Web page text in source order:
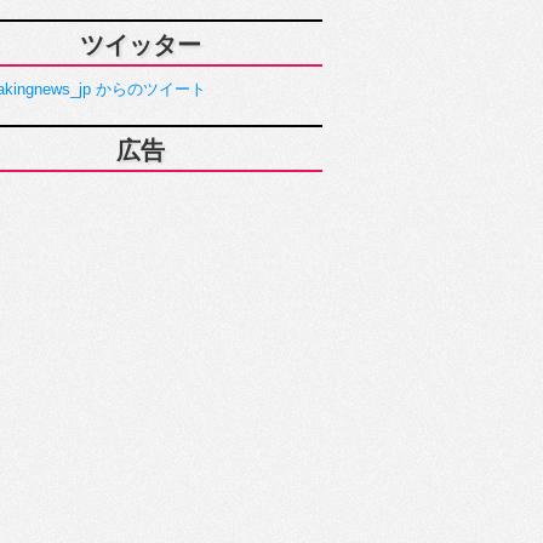
ツイッター
からのツイート
広告